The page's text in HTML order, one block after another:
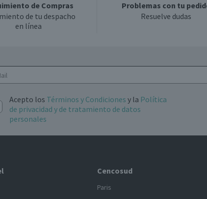
de Compras
de tu despacho
en línea
Problemas con tu
Resuelve dudas
Acepto los Términos y Condiciones y la Política
de privacidad y de tratamiento de datos
personales
Cencosud
Paris